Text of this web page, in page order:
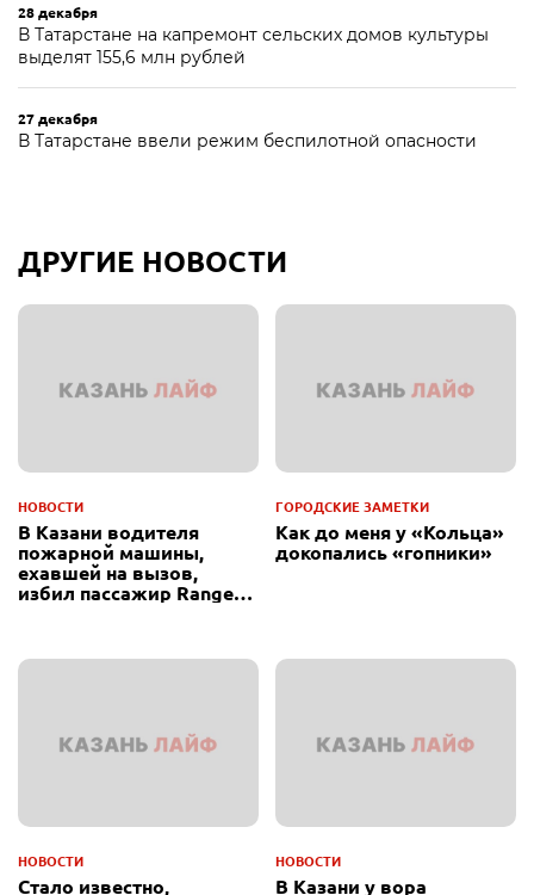
28 декабря
В Татарстане на капремонт сельских домов культуры
выделят 155,6 млн рублей
27 декабря
В Татарстане ввели режим беспилотной опасности
ДРУГИЕ НОВОСТИ
НОВОСТИ
В Казани водителя
пожарной машины,
ехавшей на вызов,
избил пассажир Range
ГОРОДСКИЕ ЗАМЕТКИ
Как до меня у «Кольца»
докопались «гопники»
НОВОСТИ
Стало известно,
НОВОСТИ
В Казани у вора